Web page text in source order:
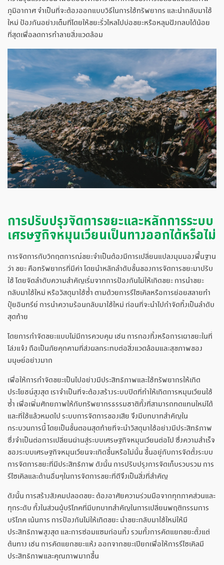
ภูมิอากาศ จำเป็นที่จะต้องออกแบบวิธีในการใช้ทรัพยากร และนำกลับมาใช้
ใหม่ ป้องกันอย่างเต็มที่โดยให้ขยะรั่วไหลไปบ่อขยะหรือหลุมฝังกลบได้น้อย
ที่สุดเพื่อลดการทำลายสิ่งแวดล้อม
การปรับปรุงจัดการขยะและหลักการระบบ
เศรษฐกิจหมุนเวียนเป็นทางออกได้หรือไม่
การจัดการกับวิกฤตการณ์ขยะจำเป็นต้องมีการเปลี่ยนแปลงมุมมองพื้นฐาน
ว่า ขยะ คือทรัพยากรที่มีค่า โดยนำหลักลำดับขั้นของการจัดการขยะมาปรับ
ใช้ โดยจัดลำดับความสำคัญเริ่มจากการป้องกันไม่ให้เกิดขยะ การนำขยะ
กลับมาใช้ใหม่ หรือวัสดุมาใช้ซ้ำ ตามด้วยการรีไซเคิลหรือการย่อยสลายทำ
ปุ๋ยอินทรีย์ การนำความร้อนกลับมาใช้ใหม่ ก่อนที่จะนำไปกำจัดทิ้งเป็นลำดับ
สุดท้าย
โดยการกำจัดขยะแบบไม่มีการควบคุม เช่น การกองทิ้งหรือการเผาขยะในที่
โล่งแจ้ง ถือเป็นภัยคุกคามที่ส่งผลกระทบต่อสิ่งแวดล้อมและสุขภาพของ
มนุษย์อย่างมาก
เพื่อให้การกำจัดขยะเป็นไปอย่างมีประสิทธิภาพและใช้ทรัพยากรให้เกิด
ประโยชน์สูงสุด เราจำเป็นที่จะต้องสร้างระบบปิดที่ทำให้เกิดการหมุนเวียนใช้
ซ้ำ เพื่อเพิ่มศักยภาพให้กับทรัพยากรธรรมชาติทั้งที่สามารถทดแทนใหม่ได้
และที่ใช้แล้วหมดไป ระบบการจัดการของเสีย จึงมีบทบาทสำคัญใน
กระบวนการนี้ โดยเป็นขั้นตอนสุดท้ายที่จะนำวัสดุมาใช้อย่างมีประสิทธิภาพ
ซึ่งจำเป็นต่อการเปลี่ยนผ่านสู่ระบบเศรษฐกิจหมุนเวียนต่อไป ซึ่งความสำเร็จ
ของระบบเศรษฐกิจหมุนเวียนจะเกิดขึ้นหรือไม่นั้น ขึ้นอยู่กับการจัดตั้งระบบ
การจัดการขยะที่มีประสิทธิภาพ ดังนั้น การปรับปรุงการจัดเก็บรวบรวม การ
รีไซเคิลและด้านอื่นๆในการจัดการขยะที่ดีจึงเป็นสิ่งที่สำคัญ
ดังนั้น การสร้างสังคมปลอดขยะ ต้องอาศัยความร่วมมือจากทุกภาคส่วนและ
ทุกระดับ ทั้งในส่วนผู้บริโภคที่มีบทบาทสำคัญในการเปลี่ยนพฤติกรรมการ
บริโภค เน้นการ การป้องกันไม่ให้เกิดขยะ นำขยะกลับมาใช้ใหม่ให้มี
ประสิทธิภาพสูงสุด และการซ่อมแซมก่อนทิ้ง รวมทั้งการคัดแยกขยะตั้งแต่
ต้นทาง เช่น การคัดแยกขยะแห้ง ออกจากขยะเปียกเพื่อให้การรีไซเคิลมี
ประสิทธิภาพและคุณภาพมากขึ้น